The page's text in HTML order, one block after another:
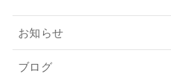
お知らせ
ブログ